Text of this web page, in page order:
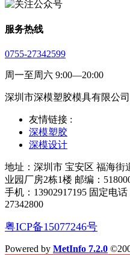
服务热线
0755-27342599
周一至周六 9:00—20:00
深圳市深模塑胶模具有限公司
友情链接 :
深模塑胶
深模设计
地址：深圳市 宝安区 福海街
业园厂房2栋1楼 邮编：
手机：13902917195 固定电话
27342800
粤ICP备15077246号
Powered by MetInfo 7.2.0